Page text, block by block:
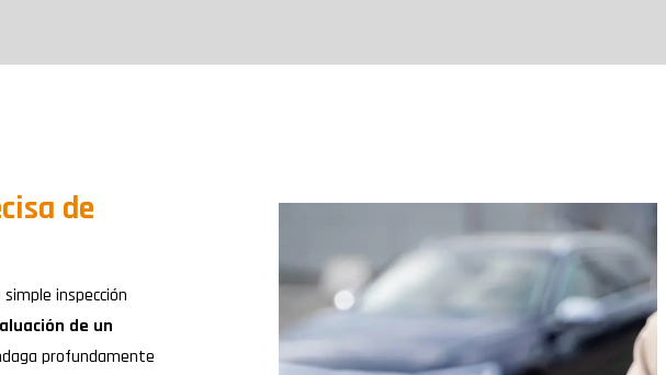
de
inspección
de un
profundamente